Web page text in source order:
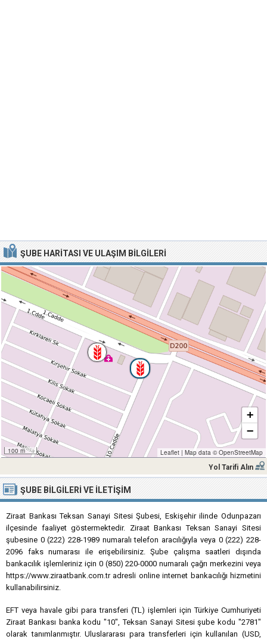
ŞUBE HARITASI VE ULAŞIM BILGILERI
100 m
+
−
Leaflet | Map data © OpenStreetMap
Yol Tarifi Alın
ŞUBE BILGILERI VE İLETIŞIM
Ziraat Bankası Teksan Sanayi Sitesi Şubesi, Eskişehir ilinde Odunpazarı
ilçesinde faaliyet göstermektedir. Ziraat Bankası Teksan Sanayi Sitesi
şubesine 0 (222) 228-1989 numaralı telefon aracılığıyla veya 0 (222) 228-
2096 faks numarası ile erişebilirsiniz. Şube çalışma saatleri dışında
bankacılık işlemleriniz için 0 (850) 220-0000 numaralı çağrı merkezini veya
https://www.ziraatbank.com.tr adresli online internet bankacılığı hizmetini
kullanabilirsiniz.
EFT veya havale gibi para transferi (TL) işlemleri için Türkiye Cumhuriyeti
Ziraat Bankası banka kodu "10", Teksan Sanayi Sitesi şube kodu "2781"
olarak tanımlanmıştır. Uluslararası para transferleri için kullanılan (USD,